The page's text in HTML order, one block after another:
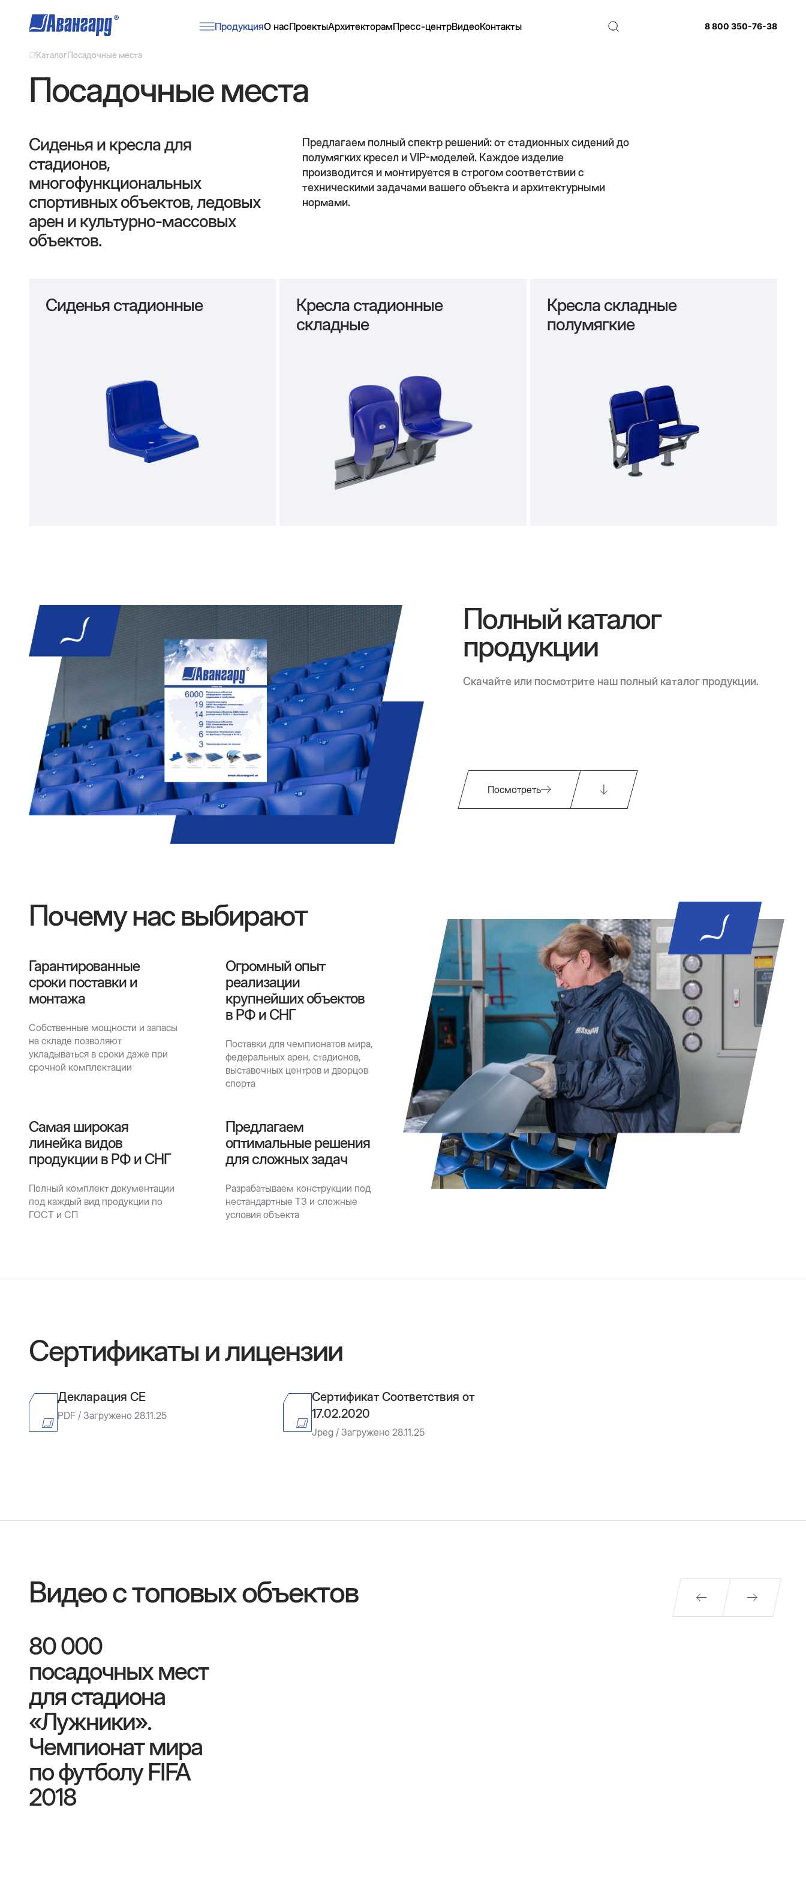
ПродукцияО насПроектыАрхитекторамПресс-центрВидеоКонтакты 8 800 350-76-38
КаталогПосадочные места
Посадочные места
Сиденья и кресла для
стадионов,
многофункциональных
спортивных объектов, ледовых
арен и культурно-массовых
объектов.
Предлагаем полный спектр решений: от стадионных сидений до
полумягких кресел и VIP-моделей. Каждое изделие
производится и монтируется в строгом соответствии с
техническими задачами вашего объекта и архитектурными
нормами.
Сиденья стадионные
Кресла стадионные
складные
Кресла складные
полумягкие
Полный каталог
продукции
Скачайте или посмотрите наш полный каталог продукции.
Посмотреть
Почему нас выбирают
Гарантированные
сроки поставки и
монтажа
Собственные мощности и запасы
на складе позволяют
укладываться в сроки даже при
срочной комплектации
Огромный опыт
реализации
крупнейших объектов
в РФ и СНГ
Поставки для чемпионатов мира,
федеральных арен, стадионов,
выставочных центров и дворцов
спорта
Самая широкая
линейка видов
продукции в РФ и СНГ
Полный комплект документации
под каждый вид продукции по
ГОСТ и СП
Предлагаем
оптимальные решения
для сложных задач
Разрабатываем конструкции под
нестандартные ТЗ и сложные
условия объекта
Сертификаты и лицензии
Декларация CE
PDF / Загружено 28.11.25
Сертификат Соответствия от
17.02.2020
Jpeg / Загружено 28.11.25
Видео с топовых объектов
80 000
посадочных мест
для стадиона
«Лужники».
Чемпионат мира
по футболу FIFA
2018